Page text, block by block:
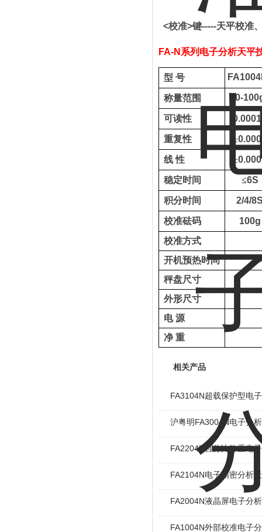
<校准>键-----天平校准
FA-N 系列电子分析天平
型 号 FA1004
称量范围 0-
可读性 0.000
重复性 ±0.000
线 性 ±0.000
稳定时间 ≤6S
积分时间 2/4/
校准砝码
100g
校准方式
开机预热时间
秤盘尺寸
外形尺寸
电 源
净 重
相关产品
FA3104N超载保护型电
沪粤明FA3004N电子分
FA2204N百分比称重电
FA2104N电子精密分析
FA2004N液晶屏电子分
FA1004N外部校准电子